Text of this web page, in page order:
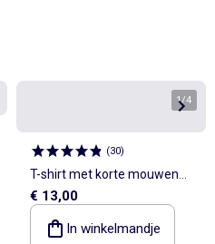
1/4
(30)
T-shirt met korte mouwen
van jerseytricot met
fantasiepatroon
€ 13,00
In winkelmandje